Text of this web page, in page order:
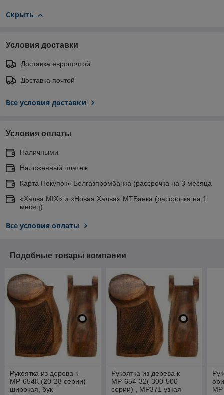
Скрыть
Условия доставки
Доставка европочтой
Доставка почтой
Все условия доставки
Условия оплаты
Наличными
Наложенный платеж
Карта Покупок» Белгазпромбанка (рассрочка на 3 месяца
«Халва MIX» и «Новая Халва» МТБанка (рассрочка на 1
месяц)
Все условия оплаты
Подобные товары компании
Рукоятка из дерева к
МР-654К (20-28 серии)
широкая, бук
Рукоятка из дерева к
МР-654-32( 300-500
серии) , МР371 узкая
МР